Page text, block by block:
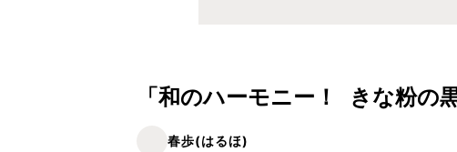
「和のハーモニー！ きな粉の
春歩(はるほ)